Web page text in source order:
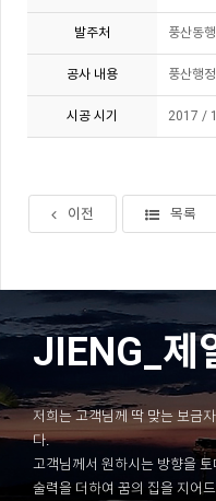
발주처 풍산동
공사 내용 풍산행
시공 시기 2017 /
이전 목록
JIENG_제
저희는 고객님께 딱 맞는 보금
다.
고객님께서 원하시는 방향을
술력을 더하여 꿈의 집을 지어